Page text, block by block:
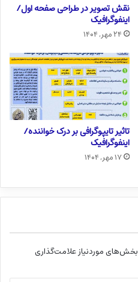
نقش تصویر در طراحی صفحه اول/
اینفوگرافیک
۲۴ مهر, ۱۴۰۴
تاثیر تایپوگرافی بر درک خواننده/
اینفوگرافیک
۱۷ مهر, ۱۴۰۴
بخش‌های موردنیاز علامت‌گذاری